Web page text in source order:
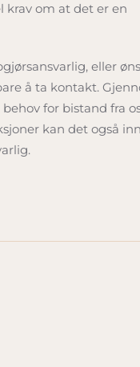
krav om at det er en
eller
å ta kontakt.
for bistand fra
kan det også